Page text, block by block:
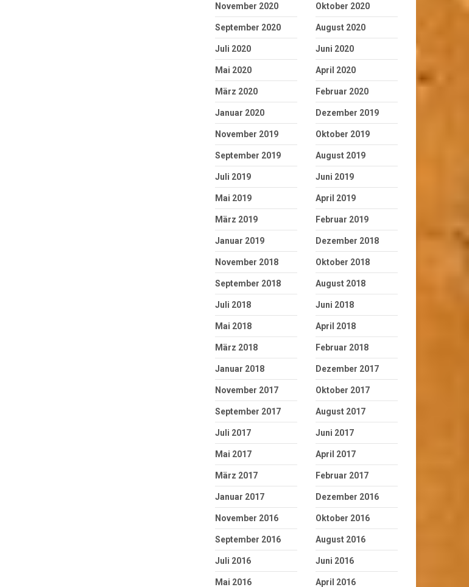
November 2020 Oktober 2020
September 2020 August 2020
Juli 2020 Juni 2020
Mai 2020 April 2020
März 2020 Februar 2020
Januar 2020 Dezember 2019
November 2019 Oktober 2019
September 2019 August 2019
Juli 2019 Juni 2019
Mai 2019 April 2019
März 2019 Februar 2019
Januar 2019 Dezember 2018
November 2018 Oktober 2018
September 2018 August 2018
Juli 2018 Juni 2018
Mai 2018 April 2018
März 2018 Februar 2018
Januar 2018 Dezember 2017
November 2017 Oktober 2017
September 2017 August 2017
Juli 2017 Juni 2017
Mai 2017 April 2017
März 2017 Februar 2017
Januar 2017 Dezember 2016
November 2016 Oktober 2016
September 2016 August 2016
Juli 2016 Juni 2016
Mai 2016 April 2016